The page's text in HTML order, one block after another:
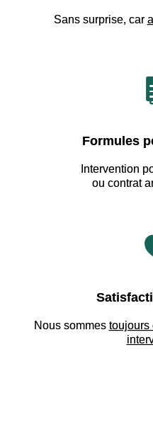
Sans surprise, car
Formules
Intervention
ou contrat
Nous sommes toujours